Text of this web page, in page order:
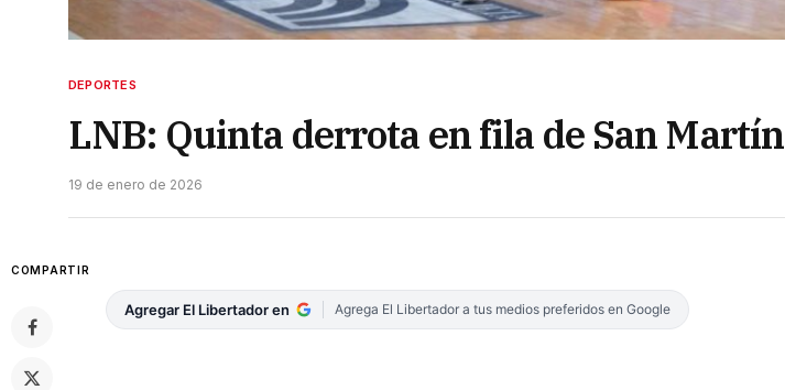
DEPORTES
LNB: Quinta derrota en fila de San Martín
19 de enero de 2026
COMPARTIR
Agregar El Libertador en Agrega El Libertador a tus medios preferidos en Google